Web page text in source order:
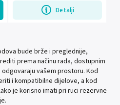
Detalji
bude brže i preglednije,
prema načinu rada, dostupnim
vašem prostoru. Kod
i kompatibilne dijelove, a kod
je korisno imati pri ruci rezervne